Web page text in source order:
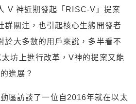
V 神近期發起「RISC-V」提案
群關注，也引起核心生態開發者
於大多數的用戶來說，多半看不
坊上進行改革，V神的提案又能
進展？
區訪談了一位自2016年就在以太